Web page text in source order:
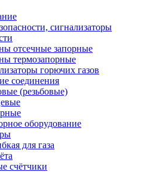
сигнализаторы
отсечные запорные
термозапорные
горючих газов
соединения
(резьбовые)
оборудование
для газа
счётчики